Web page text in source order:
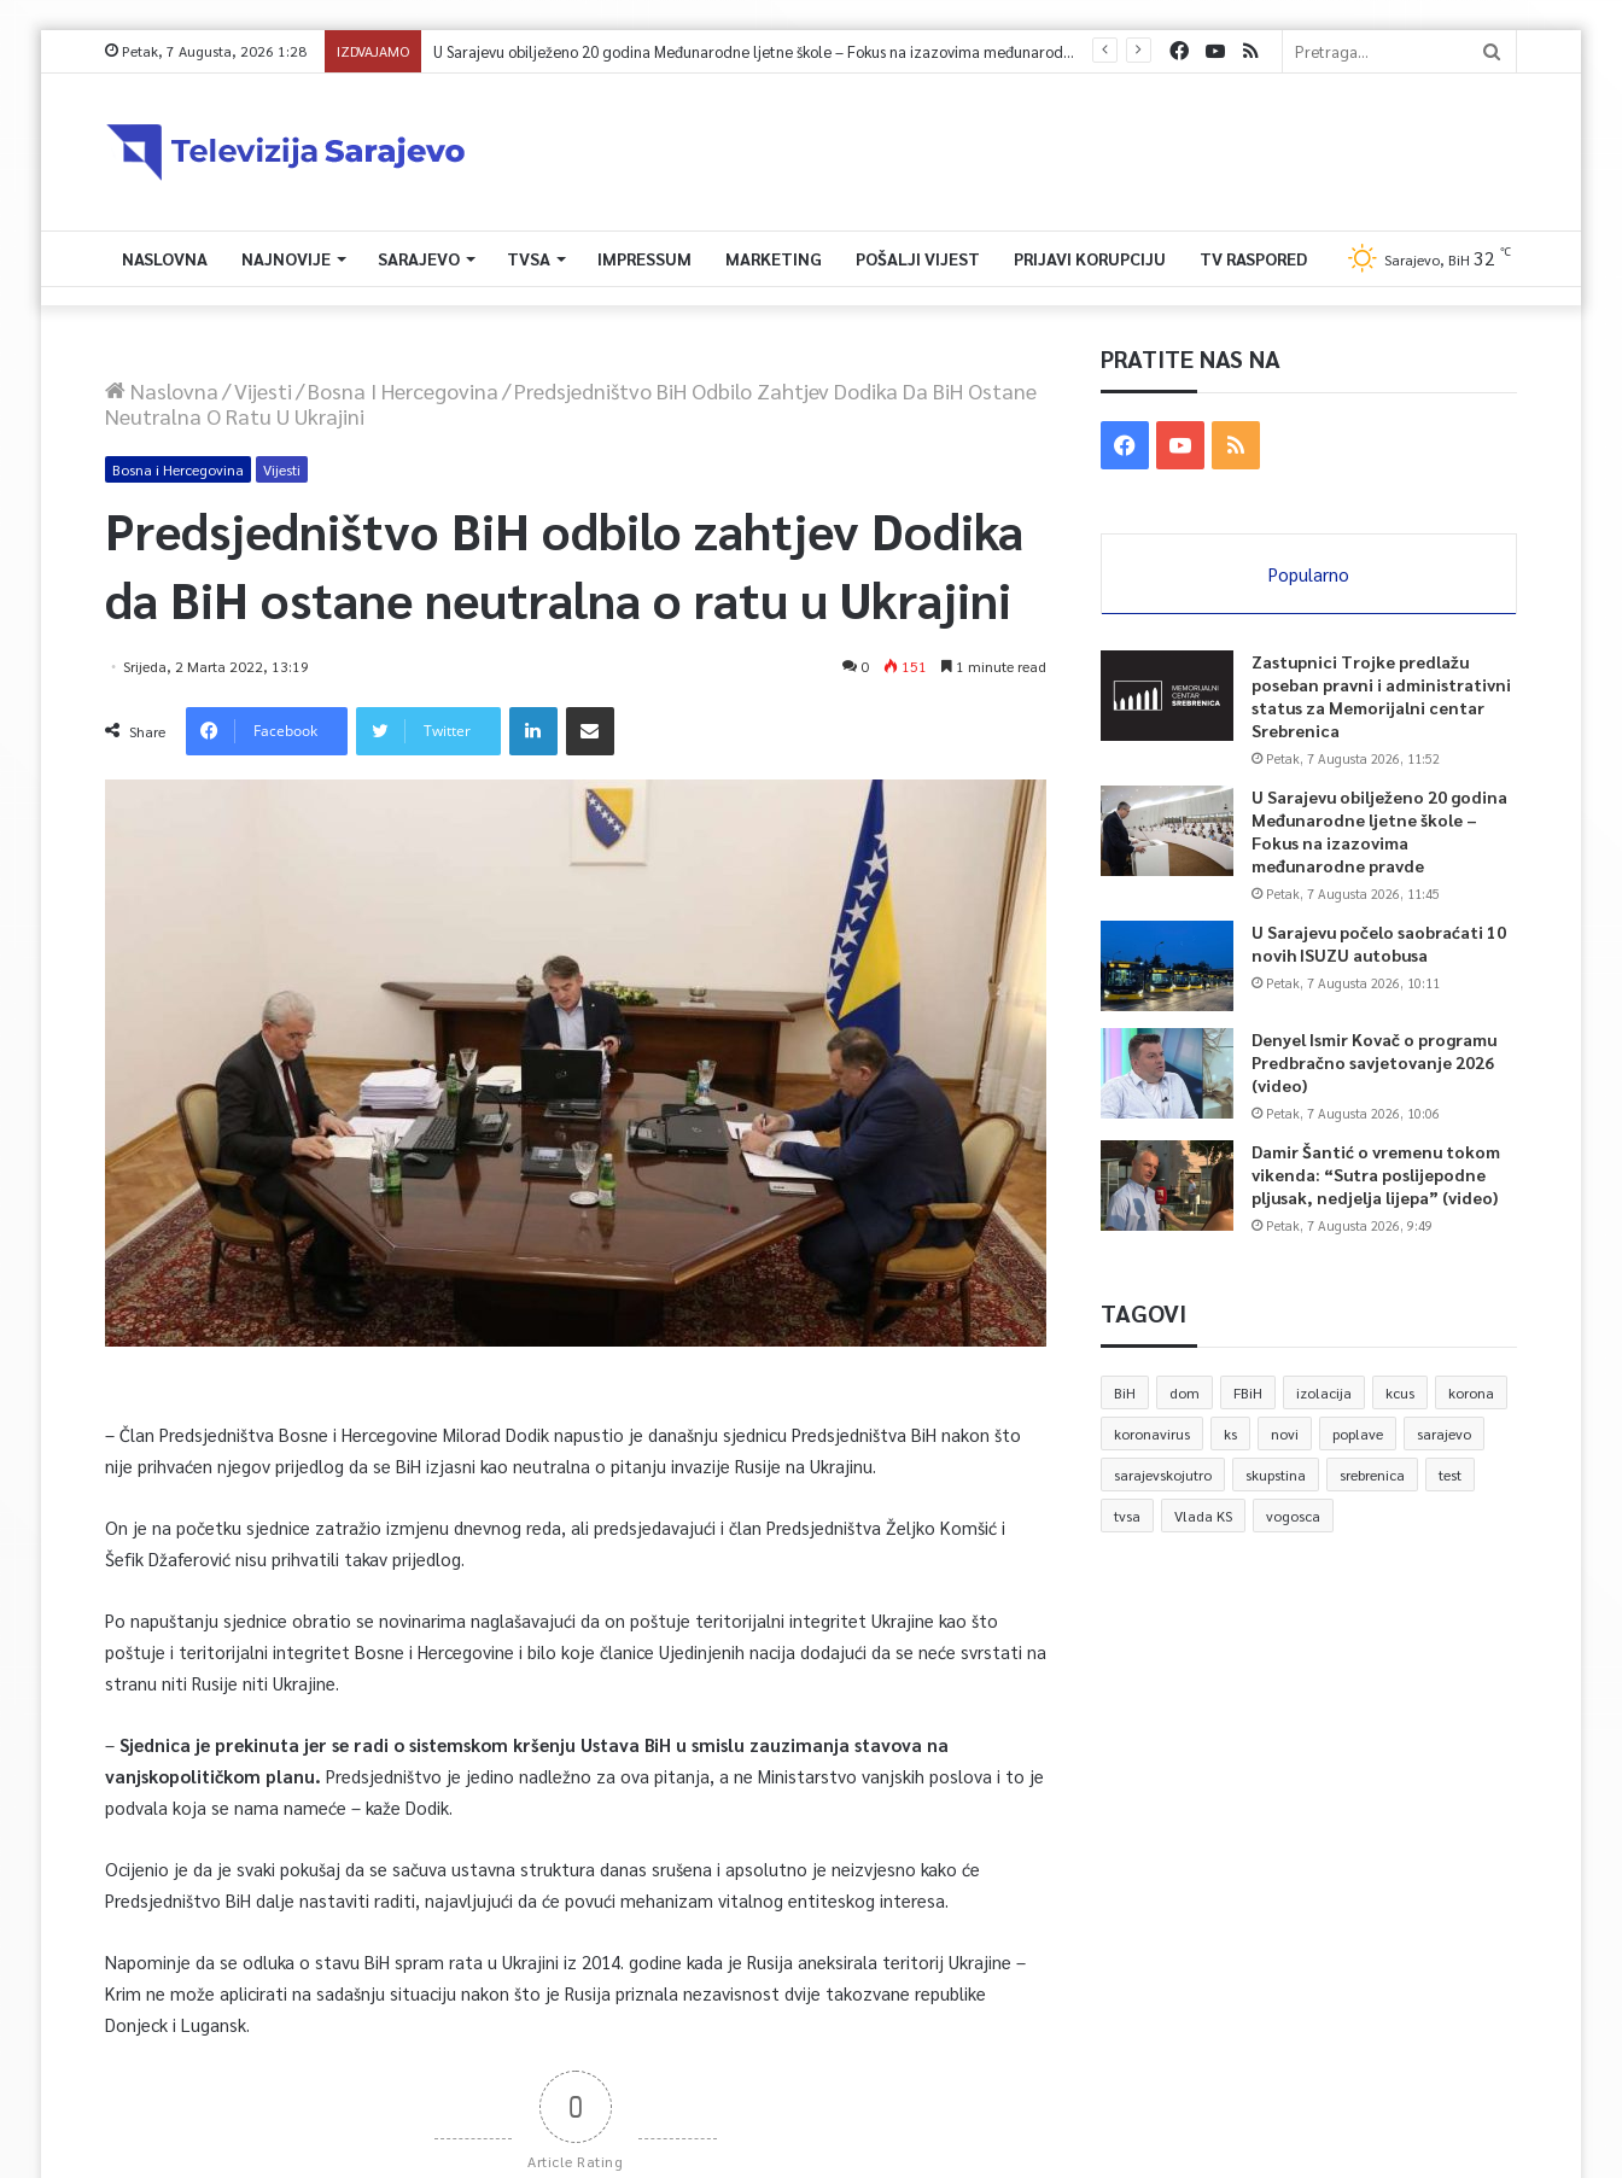
Petak, 7 Augusta, 2026 1:28 IZDVAJAMO U Sarajevu obilježeno 20 godina Međunarodne ljetne škole – Fokus na izazovima međunarodne pravde
NASLOVNA NAJNOVIJE SARAJEVO TVSA IMPRESSUM MARKETING POŠALJI VIJEST PRIJAVI KORUPCIJU TV RASPORED Sarajevo, BiH 32 ℃
Naslovna/Vijesti/Bosna I Hercegovina/Predsjedništvo BiH Odbilo Zahtjev Dodika Da BiH Ostane
Neutralna O Ratu U Ukrajini
Bosna i Hercegovina Vijesti
Predsjedništvo BiH odbilo zahtjev Dodika
da BiH ostane neutralna o ratu u Ukrajini
Srijeda, 2 Marta 2022, 13:19 0 151 1 minute read
Share Facebook Twitter
– Član Predsjedništva Bosne i Hercegovine Milorad Dodik napustio je današnju sjednicu Predsjedništva BiH nakon što
nije prihvaćen njegov prijedlog da se BiH izjasni kao neutralna o pitanju invazije Rusije na Ukrajinu.
On je na početku sjednice zatražio izmjenu dnevnog reda, ali predsjedavajući i član Predsjedništva Željko Komšić i
Šefik Džaferović nisu prihvatili takav prijedlog.
Po napuštanju sjednice obratio se novinarima naglašavajući da on poštuje teritorijalni integritet Ukrajine kao što
poštuje i teritorijalni integritet Bosne i Hercegovine i bilo koje članice Ujedinjenih nacija dodajući da se neće svrstati na
stranu niti Rusije niti Ukrajine.
– Sjednica je prekinuta jer se radi o sistemskom kršenju Ustava BiH u smislu zauzimanja stavova na
vanjskopolitičkom planu. Predsjedništvo je jedino nadležno za ova pitanja, a ne Ministarstvo vanjskih poslova i to je
podvala koja se nama nameće – kaže Dodik.
Ocijenio je da je svaki pokušaj da se sačuva ustavna struktura danas srušena i apsolutno je neizvjesno kako će
Predsjedništvo BiH dalje nastaviti raditi, najavljujući da će povući mehanizam vitalnog entiteskog interesa.
Napominje da se odluka o stavu BiH spram rata u Ukrajini iz 2014. godine kada je Rusija aneksirala teritorij Ukrajine –
Krim ne može aplicirati na sadašnju situaciju nakon što je Rusija priznala nezavisnost dvije takozvane republike
Donjeck i Lugansk.
0
Article Rating
PRATITE NAS NA
Popularno
Zastupnici Trojke predlažu
poseban pravni i administrativni
status za Memorijalni centar
Srebrenica
Petak, 7 Augusta 2026, 11:52
U Sarajevu obilježeno 20 godina
Međunarodne ljetne škole –
Fokus na izazovima
međunarodne pravde
Petak, 7 Augusta 2026, 11:45
U Sarajevu počelo saobraćati 10
novih ISUZU autobusa
Petak, 7 Augusta 2026, 10:11
Denyel Ismir Kovač o programu
Predbračno savjetovanje 2026
(video)
Petak, 7 Augusta 2026, 10:06
Damir Šantić o vremenu tokom
vikenda: “Sutra poslijepodne
pljusak, nedjelja lijepa” (video)
Petak, 7 Augusta 2026, 9:49
TAGOVI
BiH dom FBiH izolacija kcus korona
koronavirus ks novi poplave sarajevo
sarajevskojutro skupstina srebrenica test
tvsa Vlada KS vogosca